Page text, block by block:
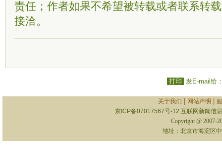
责任；作者如果不希望被转载或者联系转
接洽。
打印 发E-mail给
关于我们 网站声明
京ICP备07017567号-12 互联网新闻信
Copyright @ 2007-
地址：北京市海淀区